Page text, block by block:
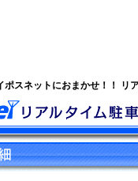
ポスネットにおまかせ！！ リ